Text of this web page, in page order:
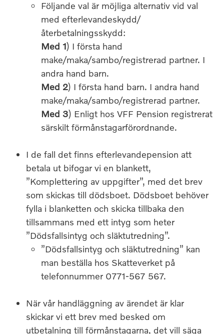
Följande val är möjliga alternativ vid val
med efterlevandeskydd/
återbetalningsskydd:
Med 1) I första hand
make/maka/sambo/registrerad partner. I
andra hand barn.
Med 2) I första hand barn. I andra hand
make/maka/sambo/registrerad partner.
Med 3) Enligt hos VFF Pension registrerat
särskilt förmånstagarförordnande.
I de fall det finns efterlevandepension att
betala ut bifogar vi en blankett,
”Komplettering av uppgifter”, med det brev
som skickas till dödsboet. Dödsboet behöver
fylla i blanketten och skicka tillbaka den
tillsammans med ett intyg som heter
”Dödsfallsintyg och släktutredning”.
”Dödsfallsintyg och släktutredning” kan
man beställa hos Skatteverket på
telefonnummer 0771-567 567.
När vår handläggning av ärendet är klar
skickar vi ett brev med besked om
utbetalning till förmånstagarna, det vill säga